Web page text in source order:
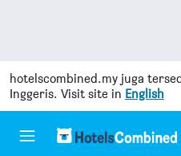
hotelscombined.my juga
Inggeris. Visit site in English